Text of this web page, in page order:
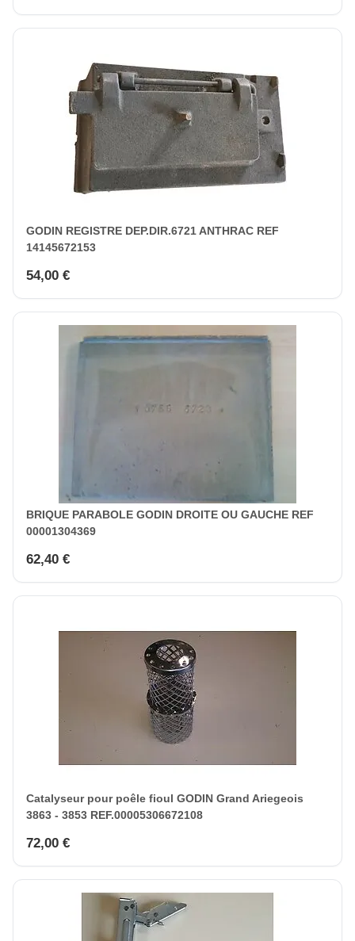
GODIN REGISTRE DEP.DIR.6721 ANTHRAC REF
14145672153
54,00 €
BRIQUE PARABOLE GODIN DROITE OU GAUCHE REF
00001304369
62,40 €
Catalyseur pour poêle fioul GODIN Grand Ariegeois
3863 - 3853 REF.00005306672108
72,00 €